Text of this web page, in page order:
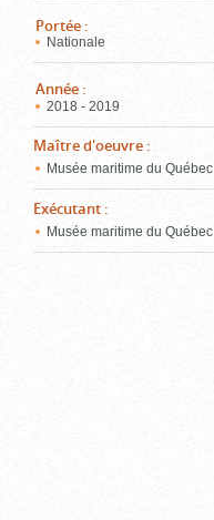
Portée :
Nationale
Année :
2018 - 2019
Maître d'oeuvre :
Musée maritime du Québec
Exécutant :
Musée maritime du Québec